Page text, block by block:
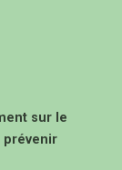
sur le
prévenir